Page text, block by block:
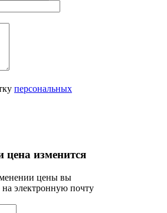
персональныx
изменится
цены вы
электронную почту